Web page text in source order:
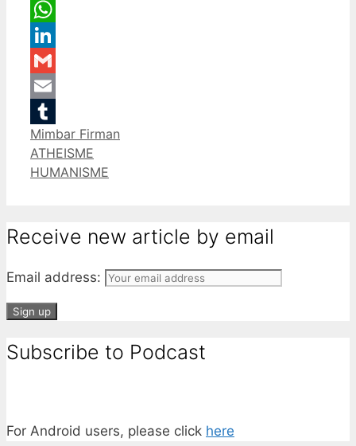
Message
WhatsApp
LinkedIn
Gmail
Email
Tumblr
Categories
Mimbar Firman
ATHEISME
HUMANISME
Receive new article by email
Email address:
Subscribe to Podcast
For Android users, please click here